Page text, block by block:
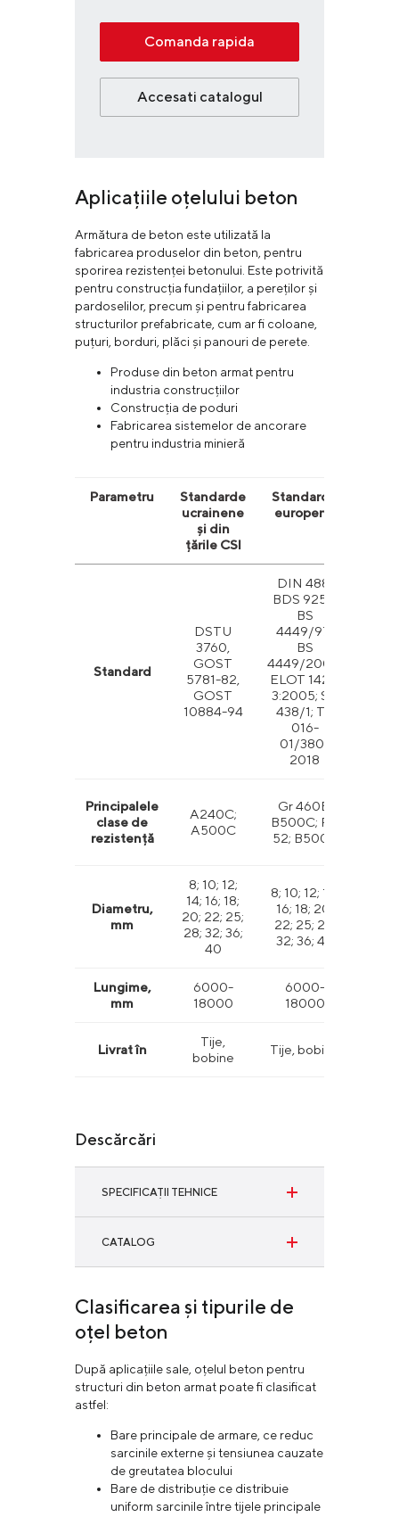
Comanda rapida
Accesati catalogul
Aplicațiile oțelului beton
Armătura de beton este utilizată la
fabricarea produselor din beton, pentru
sporirea rezistenței betonului. Este potrivită
pentru construcția fundațiilor, a pereților și
pardoselilor, precum și pentru fabricarea
structurilor prefabricate, cum ar fi coloane,
puțuri, borduri, plăci și panouri de perete.
Produse din beton armat pentru
industria construcțiilor
Construcția de poduri
Fabricarea sistemelor de ancorare
pentru industria minieră
Parametru
Standarde
ucrainene
și din
țările CSI
Standarde
europene
Standard
DSTU
3760,
GOST
5781-82,
GOST
10884-94
DIN 488;
BDS 9252;
BS
4449/97;
BS
4449/2005;
ELOT 1421-
3:2005; SR
438/1; ТА
016-
01/380-
2018
Principalele
clase de
rezistență
А240С;
А500С
Gr 460B;
B500C; PC
52; B500B
Diametru,
mm
8; 10; 12;
14; 16; 18;
20; 22; 25;
28; 32; 36;
40
8; 10; 12; 14;
16; 18; 20;
22; 25; 28;
32; 36; 40
Lungime,
mm
6000-
18000
6000-
18000
Livrat în
Tije,
bobine
Tije, bobine
Descărcări
SPECIFICAȚII TEHNICE
Научете повече
CATALOG
Научете повече
Clasificarea și tipurile de
oțel beton
După aplicațiile sale, oțelul beton pentru
structuri din beton armat poate fi clasificat
astfel:
Bare principale de armare, ce reduc
sarcinile externe și tensiunea cauzate
de greutatea blocului
Bare de distribuție ce distribuie
uniform sarcinile între tijele principale